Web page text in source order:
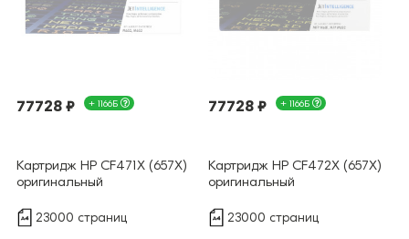
77728 ₽ + 1166Б
Картридж HP CF471X (657X)
оригинальный
23000 страниц
77728 ₽ + 1166Б
Картридж HP CF472X (657X)
оригинальный
23000 страниц